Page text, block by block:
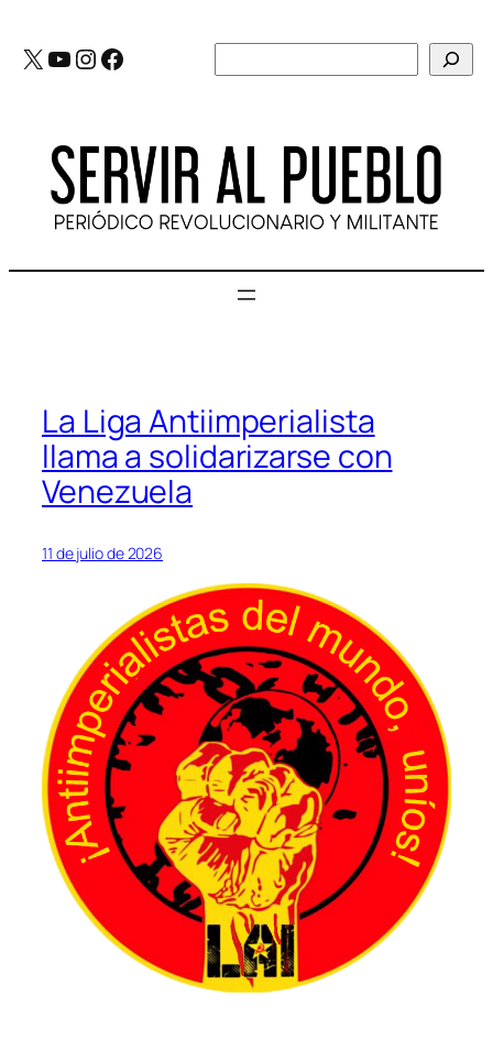
contenido
X YouTube
Instagram
Facebook
La Liga Antiimperialista
llama a solidarizarse con
Venezuela
11 de julio de 2026